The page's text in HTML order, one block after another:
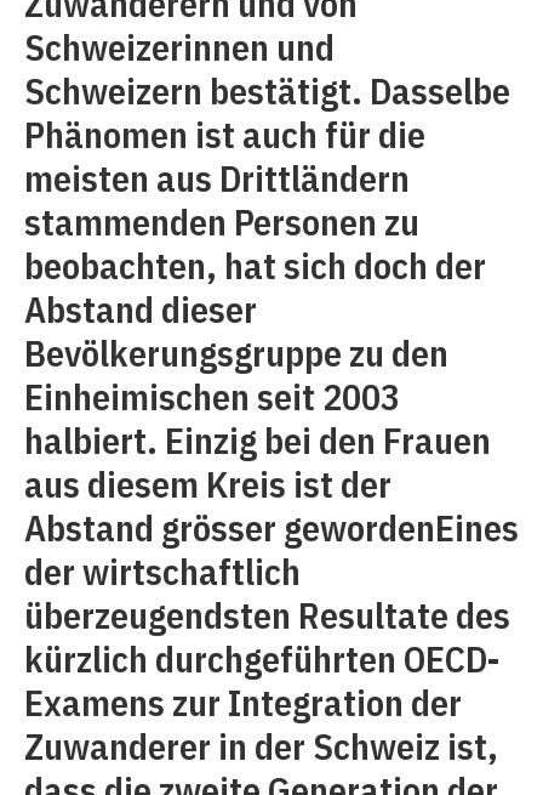
Schweizerinnen und
Schweizern bestätigt. Dasselbe
Phänomen ist auch für die
meisten aus Drittländern
stammenden Personen zu
beobachten, hat sich doch der
Abstand dieser
Bevölkerungsgruppe zu den
Einheimischen seit 2003
halbiert. Einzig bei den Frauen
aus diesem Kreis ist der
Abstand grösser gewordenEines
der wirtschaftlich
überzeugendsten Resultate des
kürzlich durchgeführten OECD-
Examens zur Integration der
Zuwanderer in der Schweiz ist,